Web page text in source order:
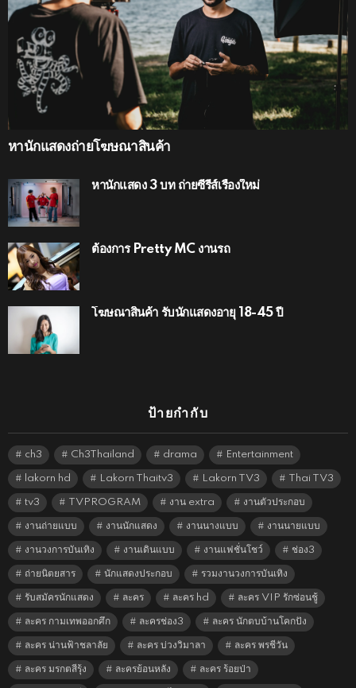
หานักแสดงถ่ายโฆษณาสินค้า
หานักแสดง 3 บท ถ่ายซีรีส์เรื่องใหม่
ต้องการ Pretty MC งานรถ
โฆษณาสินค้า รับนักแสดงอายุ 18-45 ปี
ป้ายกำกับ
ch3 Ch3Thailand drama Entertainment
lakorn hd Lakorn Thaitv3 Lakorn TV3 Thai TV3
tv3 TVPROGRAM งาน extra งานตัวประกอบ
งานถ่ายแบบ งานนักแสดง งานนางแบบ งานนายแบบ
งานวงการบันเทิง งานเดินแบบ งานแฟชั่นโชว์ ช่อง3
ถ่ายนิตยสาร นักแสดงประกอบ รวมงานวงการบันเทิง
รับสมัครนักแสดง ละคร ละคร hd ละคร VIP รักซ่อนชู้
ละคร กามเทพออกศึก ละครช่อง3 ละคร นักตบบ้านโคกปัง
ละคร น่านฟ้าชลาลัย ละคร บ่วงวิมาลา ละคร พรชีวัน
ละคร มรกตสีรุ้ง ละครย้อนหลัง ละคร ร้อยป่า